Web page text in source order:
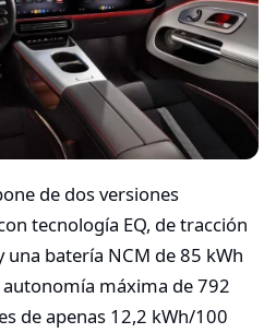
de dos versiones
tecnología EQ, de tracción
una batería NCM de 85 kWh
máxima de 792
de apenas 12,2 kWh/100